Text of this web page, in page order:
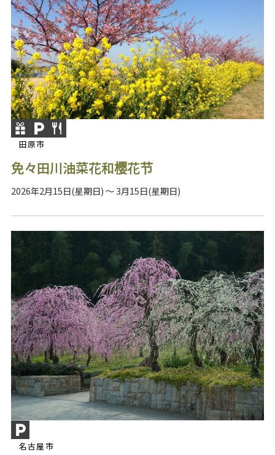
田原市
免々田川油菜花和樱花节
2026年2月15日(星期日) ～ 3月15日(星期日)
名古屋市